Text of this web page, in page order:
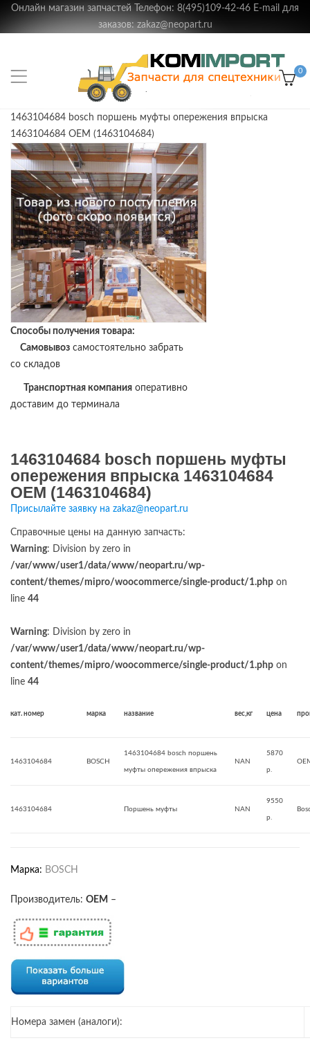
Онлайн магазин запчастей Телефон: 8(495)109-42-46 E-mail для
заказов: zakaz@neopart.ru
0
1463104684 bosch поршень муфты опережения впрыска
1463104684 OEM (1463104684)
Способы получения товара:
Самовывоз самостоятельно забрать
со складов
Транспортная компания оперативно
доставим до терминала
1463104684 bosch поршень муфты
опережения впрыска 1463104684
OEM (1463104684)
Присылайте заявку на zakaz@neopart.ru
Справочные цены на данную запчасть:
Warning: Division by zero in
/var/www/user1/data/www/neopart.ru/wp-
content/themes/mipro/woocommerce/single-product/1.php on
line 44
Warning: Division by zero in
/var/www/user1/data/www/neopart.ru/wp-
content/themes/mipro/woocommerce/single-product/1.php on
line 44
кат. номер марка название вес,кг цена
1463104684 BOSCH
1463104684 bosch поршень
муфты опережения впрыска
NAN
5870
р.
1463104684 Поршень муфты NAN
9550
р.
Марка: BOSCH
Производитель: OEM –
Номера замен (аналоги):